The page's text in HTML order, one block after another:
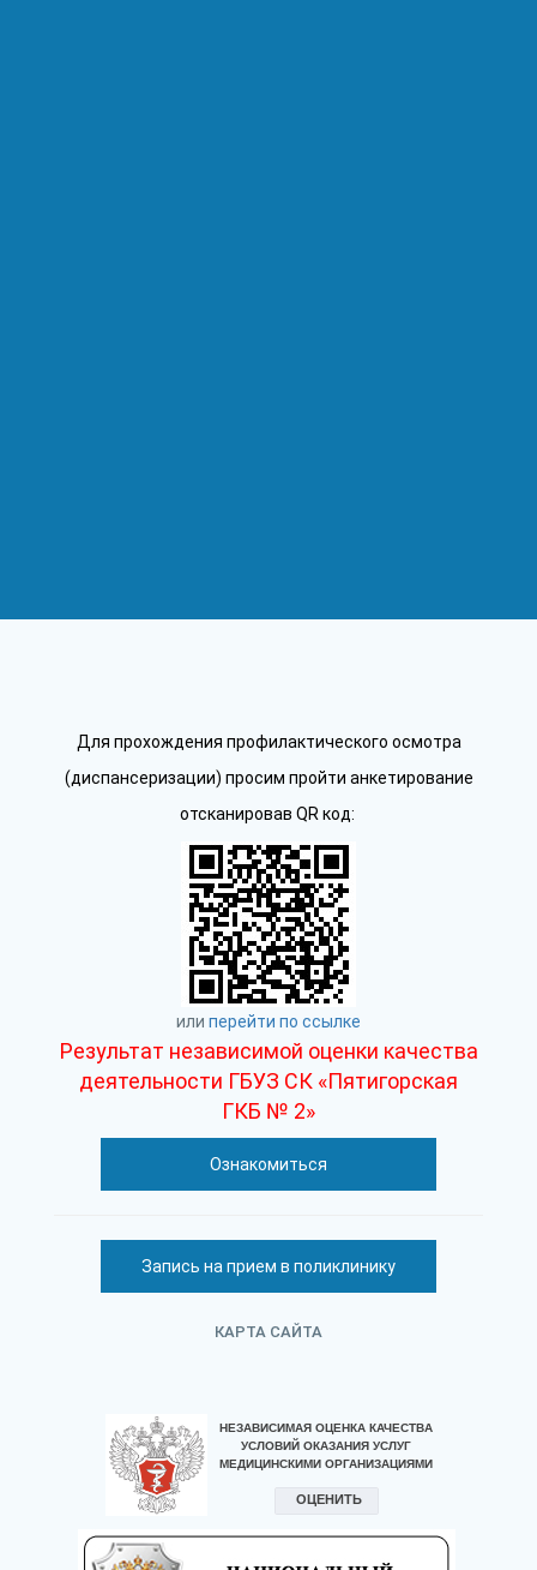
Для прохождения профилактического осмотра
(диспансеризации) просим пройти анкетирование
отсканировав QR код:
или перейти по ссылке
Результат независимой оценки качества
деятельности ГБУЗ СК «Пятигорская
ГКБ № 2»
Ознакомиться
Запись на прием в поликлинику
КАРТА САЙТА